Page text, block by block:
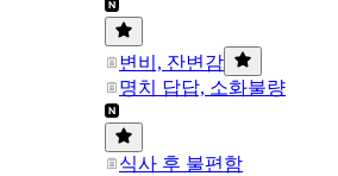
변비, 잔변감
명치 답답, 소화불량
식사 후 불편함